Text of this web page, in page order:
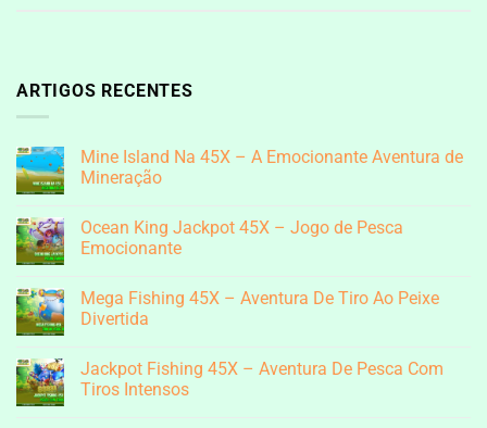
ARTIGOS RECENTES
Mine Island Na 45X – A Emocionante Aventura de
Mineração
em
Mine
Island
–
A
Emocionante
Mineração
Ocean King Jackpot 45X – Jogo de Pesca
Emocionante
em
Ocean
King
–
Jogo
de
Mega Fishing 45X – Aventura De Tiro Ao Peixe
Divertida
em
Mega
Fishing
Jackpot Fishing 45X – Aventura De Pesca Com
Tiros Intensos